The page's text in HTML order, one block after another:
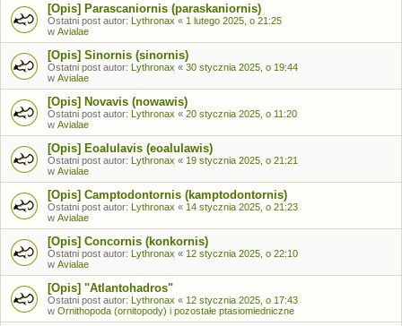
[Opis] Parascaniornis (paraskaniornis)
Ostatni post autor: Lythronax « 1 lutego 2025, o 21:25
w Avialae
[Opis] Sinornis (sinornis)
Ostatni post autor: Lythronax « 30 stycznia 2025, o 19:44
w Avialae
[Opis] Novavis (nowawis)
Ostatni post autor: Lythronax « 20 stycznia 2025, o 11:20
w Avialae
[Opis] Eoalulavis (eoalulawis)
Ostatni post autor: Lythronax « 19 stycznia 2025, o 21:21
w Avialae
[Opis] Camptodontornis (kamptodontornis)
Ostatni post autor: Lythronax « 14 stycznia 2025, o 21:23
w Avialae
[Opis] Concornis (konkornis)
Ostatni post autor: Lythronax « 12 stycznia 2025, o 22:10
w Avialae
[Opis] "Atlantohadros"
Ostatni post autor: Lythronax « 12 stycznia 2025, o 17:43
w Ornithopoda (ornitopody) i pozostałe ptasiomiedniczne